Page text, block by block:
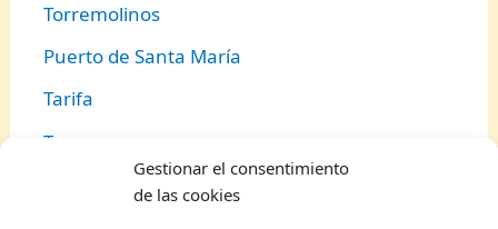
Gestionar el consentimiento
de las cookies
Torremolinos
Puerto de Santa María
Tarifa
Torrox